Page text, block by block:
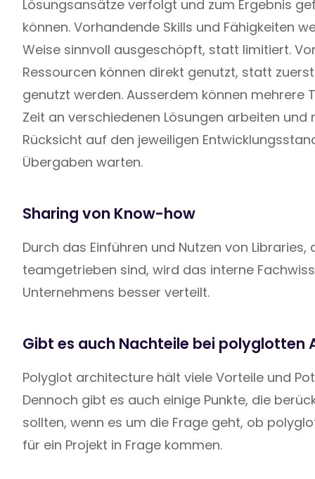
Lösungsansätze verfolgt und zum Ergebnis
können. Vorhandende Skills und Fähigkeiten
Weise sinnvoll ausgeschöpft, statt limitiert.
Ressourcen können direkt genutzt, statt
genutzt werden. Ausserdem können mehrere
Zeit an verschiedenen Lösungen arbeiten und
Rücksicht auf den jeweiligen
Übergaben warten.
Sharing von Know-how
Durch das Einführen und Nutzen von Libraries,
teamgetrieben sind, wird das interne
Unternehmens besser verteilt.‍
Gibt es auch Nachteile bei polyglotten
Polyglot architecture hält viele Vorteile und
Dennoch gibt es auch einige Punkte, die
sollten, wenn es um die Frage geht, ob
für ein Projekt in Frage kommen.